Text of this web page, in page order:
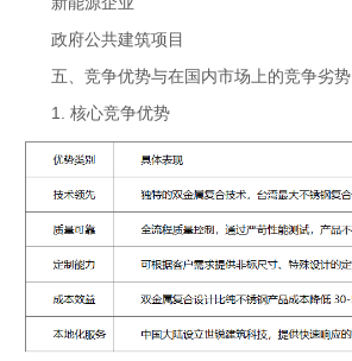
政府公共建筑项目
五、竞争优势与在国内市场上的竞争劣势
1. 核心竞争优势